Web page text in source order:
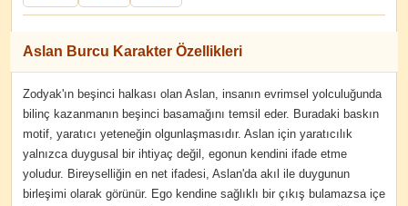
Aslan Burcu Karakter Özellikleri
Zodyak'ın beşinci halkası olan Aslan, insanın evrimsel yolculuğunda
bilinç kazanmanın beşinci basamağını temsil eder. Buradaki baskın
motif, yaratıcı yeteneğin olgunlaşmasıdır. Aslan için yaratıcılık
yalnızca duygusal bir ihtiyaç değil, egonun kendini ifade etme
yoludur. Bireyselliğin en net ifadesi, Aslan'da akıl ile duygunun
birleşimi olarak görünür. Ego kendine sağlıklı bir çıkış bulamazsa içe